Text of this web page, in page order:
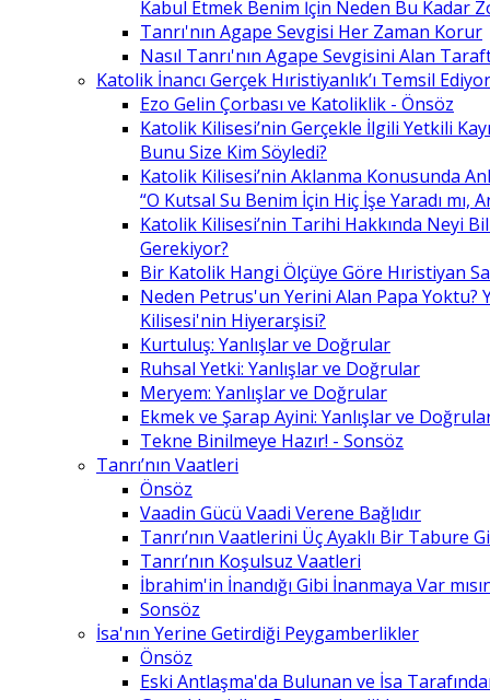
Kabul Etmek Benim İçin Neden Bu Kadar
Tanrı'nın Agape Sevgisi Her Zaman Korur
Nasıl Tanrı'nın Agape Sevgisini Alan
Katolik İnancı Gerçek Hıristiyanlık’ı Temsil
Ezo Gelin Çorbası ve Katoliklik - Önsöz
Katolik Kilisesi’nin Gerçekle İlgili Yetkili
Bunu Size Kim Söyledi?
Katolik Kilisesi’nin Aklanma Konusunda
“O Kutsal Su Benim İçin Hiç İşe Yaradı mı,
Katolik Kilisesi’nin Tarihi Hakkında Neyi
Gerekiyor?
Bir Katolik Hangi Ölçüye Göre Hıristiyan
Neden Petrus'un Yerini Alan Papa Yoktu?
Kilisesi'nin Hiyerarşisi?
Kurtuluş: Yanlışlar ve Doğrular
Ruhsal Yetki: Yanlışlar ve Doğrular
Meryem: Yanlışlar ve Doğrular
Ekmek ve Şarap Ayini: Yanlışlar ve
Tekne Binilmeye Hazır! - Sonsöz
Tanrı’nın Vaatleri
Önsöz
Vaadin Gücü Vaadi Verene Bağlıdır
Tanrı’nın Vaatlerini Üç Ayaklı Bir Tabure
Tanrı’nın Koşulsuz Vaatleri
İbrahim'in İnandığı Gibi İnanmaya Var
Sonsöz
İsa'nın Yerine Getirdiği Peygamberlikler
Önsöz
Eski Antlaşma'da Bulunan ve İsa